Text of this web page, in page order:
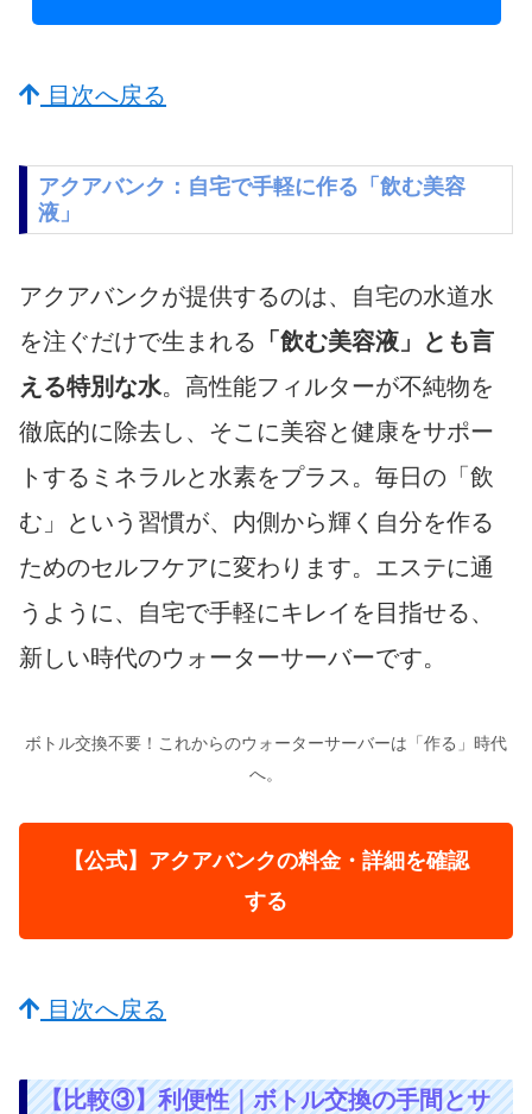
目次へ戻る
アクアバンク：自宅で手軽に作る「飲む美容
液」
アクアバンクが提供するのは、自宅の水道水
を注ぐだけで生まれる 「飲む美容液」とも言
える特別な水。高性能フィルターが不純物を
徹底的に除去し、そこに美容と健康をサポー
トするミネラルと水素をプラス。毎日の「飲
む」という習慣が、内側から輝く自分を作る
ためのセルフケアに変わります。エステに通
うように、自宅で手軽にキレイを目指せる、
新しい時代のウォーターサーバーです。
ボトル交換不要！これからのウォーターサーバーは「作る」時代
へ。
【公式】アクアバンクの料金・詳細を確認
する
目次へ戻る
【比較③】利便性｜ボトル交換の手間とサ